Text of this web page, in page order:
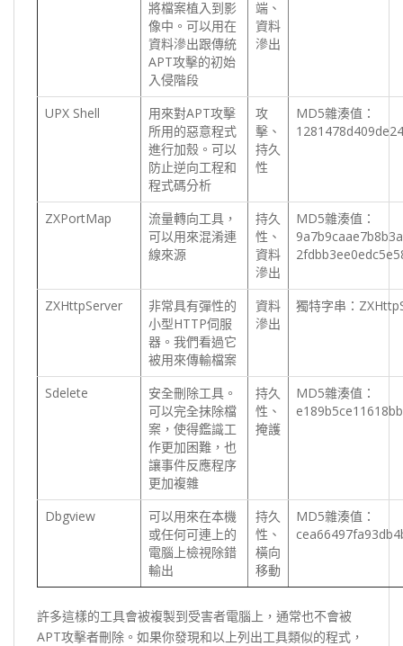
將檔案植入到影
像中。可以用在
資料滲出跟傳統
APT攻擊的初始
入侵階段
端、
資料
滲出
UPX Shell
用來對APT攻擊
所用的惡意程式
進行加殼。可以
防止逆向工程和
程式碼分析
攻
擊、
持久
性
MD5雜湊值：
ZXPortMap
流量轉向工具，
可以用來混淆連
線來源
持久
性、
資料
滲出
MD5雜湊值：
ZXHttpServer
非常具有彈性的
小型HTTP伺服
器。我們看過它
被用來傳輸檔案
資料
滲出
獨特字串：
Sdelete
安全刪除工具。
可以完全抹除檔
案，使得鑑識工
作更加困難，也
讓事件反應程序
更加複雜
持久
性、
掩護
MD5雜湊值：
Dbgview
可以用來在本機
或任何可連上的
電腦上檢視除錯
輸出
持久
性、
橫向
移動
MD5雜湊值：
許多這樣的工具會被複製到受害者電腦上，通常也不會被
APT攻擊者刪除。如果你發現和以上列出工具類似的程式，